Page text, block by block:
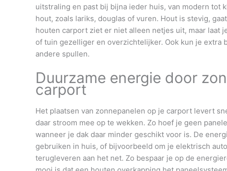
uitstraling en past bij bijna ieder huis, van modern tot
hout, zoals lariks, douglas of vuren. Hout is stevig,
houten carport ziet er niet alleen netjes uit, maar laat
of tuin gezelliger en overzichtelijker. Ook kun je
andere spullen.
Duurzame energie door
carport
Het plaatsen van zonnepanelen op je carport levert
daar stroom mee op te wekken. Zo hoef je geen
wanneer je dak daar minder geschikt voor is. De
gebruiken in huis, of bijvoorbeeld om je elektrisch
terugleveren aan het net. Zo bespaar je op de